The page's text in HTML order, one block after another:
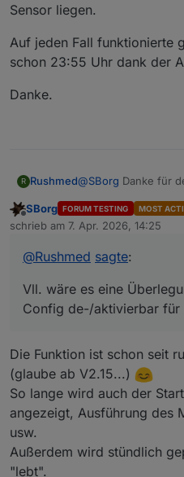
Sensor liegen.
Auf jeden Fall funktionierte
schon 23:55 Uhr dank der
Danke.
R Rushmed@SBorg Danke für
angezeigt.
Vll. wäre es eine
In den Meldungen
an. Lt. Router ist die
Verbindung Station
Job schon 23:55
Offline
SBorg FORUM TESTING MOST
schrieb am 7. Apr. 2026, 14:25
zuletzt editiert von
@Rushmed sagte:
Vll. wäre es eine
Config de-/aktivierbar für
Die Funktion ist schon seit
(glaube ab V2.15...)
So lange wird auch der
angezeigt, Ausführung des
usw.
Außerdem wird stündlich
"lebt".